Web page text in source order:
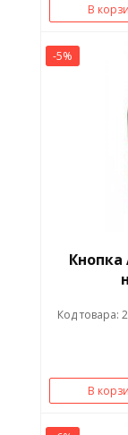
В
-5%
Кнопка
Код товара:
В